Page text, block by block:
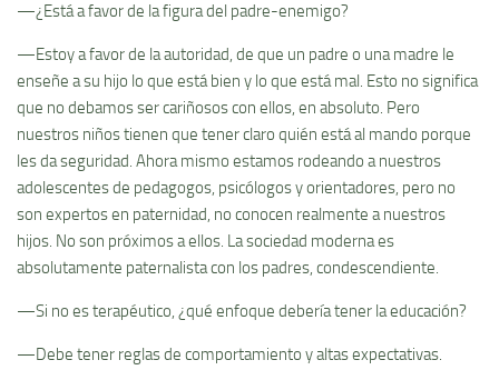
—¿Está a favor de la figura del padre-enemigo?
—Estoy a favor de la autoridad, de que un padre o una madre le
enseñe a su hijo lo que está bien y lo que está mal. Esto no significa
que no debamos ser cariñosos con ellos, en absoluto. Pero
nuestros niños tienen que tener claro quién está al mando porque
les da seguridad. Ahora mismo estamos rodeando a nuestros
adolescentes de pedagogos, psicólogos y orientadores, pero no
son expertos en paternidad, no conocen realmente a nuestros
hijos. No son próximos a ellos. La sociedad moderna es
absolutamente paternalista con los padres, condescendiente.
—Si no es terapéutico, ¿qué enfoque debería tener la educación?
—Debe tener reglas de comportamiento y altas expectativas.